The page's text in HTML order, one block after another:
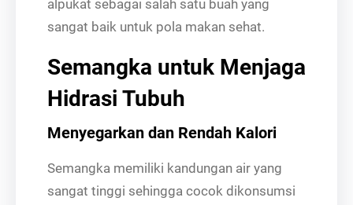
alpukat sebagai salah satu buah yang
sangat baik untuk pola makan sehat.
Semangka untuk Menjaga
Hidrasi Tubuh
Menyegarkan dan Rendah Kalori
Semangka memiliki kandungan air yang
sangat tinggi sehingga cocok dikonsumsi